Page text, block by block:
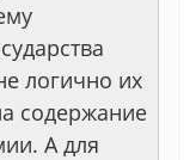
логично их
содержание
А для